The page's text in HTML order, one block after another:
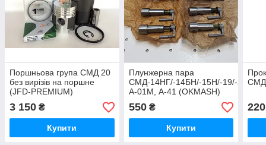
Поршньова група СМД 20
без вирізів на поршне
(JFD-PREMIUM)
3 150 ₴
Купити
Плунжерна пара
СМД-14НГ/-14БН/-15Н/-19/-20,
А-01М, А-41 (OKMASH)
550₴
Купити
СМД
220